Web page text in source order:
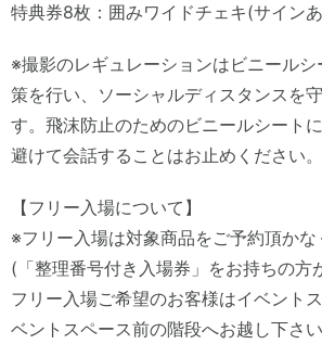
特典券8枚：囲みワイドチェキ(サイン
※撮影のレギュレーションはビニール
策を行い、ソーシャルディスタンスを
す。飛沫防止のためのビニールシート
避けて会話することはお止めください。
【フリー入場について】
※フリー入場は対象商品をご予約頂か
(「整理番号付き入場券」をお持ちの方
フリー入場ご希望のお客様はイベント
ベントスペース前の階段へお越し下さい